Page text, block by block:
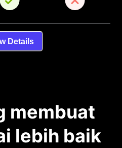
Details
membuat
lebih baik